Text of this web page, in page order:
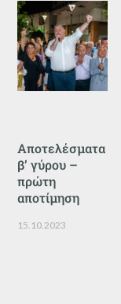
Αποτελέσματα
β’ γύρου –
πρώτη
αποτίμηση
15.10.2023